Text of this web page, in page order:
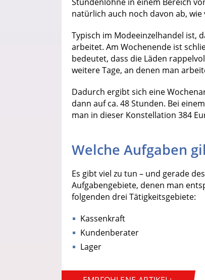
natürlich auch noch davon ab,
Typisch im Modeeinzelhandel ist,
arbeitet. Am Wochenende ist
bedeutet, dass die Läden
weitere Tage, an denen man
Dadurch ergibt sich eine
dann auf ca. 48 Stunden. Bei
man in dieser Konstellation 384
Welche Aufgaben
Es gibt viel zu tun – und gerade
Aufgabengebiete, denen man
folgenden drei Tätigkeitsgebiete:
Kassenkraft
Kundenberater
Lager